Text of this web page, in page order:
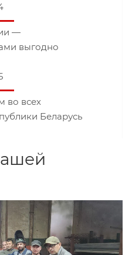
—
выгодно
во всех
Беларусь